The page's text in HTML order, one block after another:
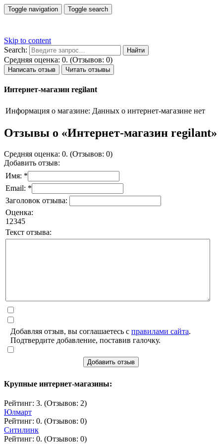
Toggle navigation Toggle search
Skip to content
Search:
Средняя оценка: 0. (Отзывов: 0)
Написать отзыв Читать отзывы
Интернет-магазин regilant
Информация о магазине: Данных о интернет-магазине нет
Отзывы о «Интернет-магазин regilant»
Средняя оценка: 0. (Отзывов: 0)
Добавить отзыв:
Имя: *
Email: *
Заголовок отзыва:
Оценка:
1 2345
Текст отзыва:
Добавляя отзыв, вы соглашаетесь с правилами сайта.
Подтвердите добавление, поставив галочку.
Добавить отзыв
Крупные интернет-магазины:
Рейтинг: 3. (Отзывов: 2)
Юлмарт
Рейтинг: 0. (Отзывов: 0)
Ситилинк
Рейтинг: 0. (Отзывов: 0)